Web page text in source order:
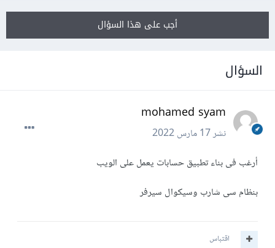
أجب على هذا السؤال
السؤال
mohamed syam
نشر17 مارس 2022
أرغب فى بناء تطبيق حسابات يعمل على الويب
بنظام سى شارب وسيكوال سيرفر
اقتباس